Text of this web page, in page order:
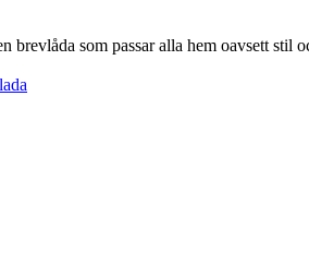
som passar alla hem oavsett stil